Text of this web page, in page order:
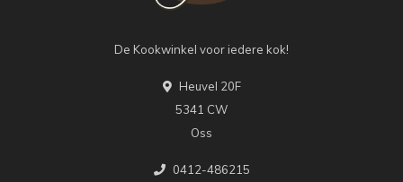
De Kookwinkel voor iedere kok!
Heuvel 20F
5341 CW
Oss
0412-486215